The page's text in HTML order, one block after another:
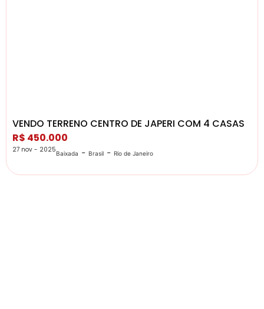
VENDO TERRENO CENTRO DE JAPERI COM 4 CASAS
R$ 450.000
27 nov - 2025Baixada - Brasil - Rio de Janeiro